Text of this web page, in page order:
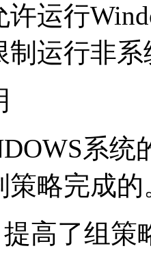
运行
制运行非
系统
策略完成的
提高了组